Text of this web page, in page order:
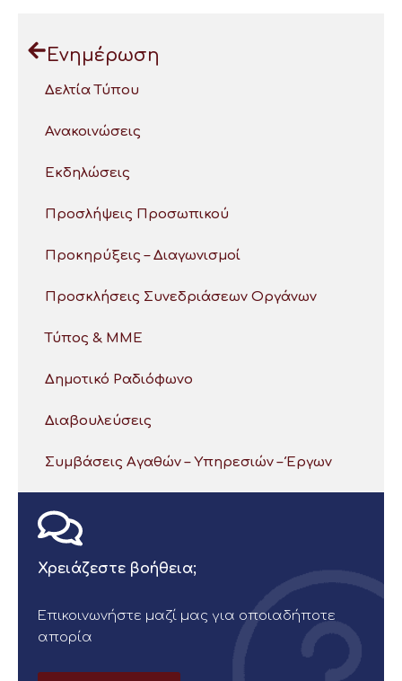
Ενημέρωση
Δελτία Τύπου
Ανακοινώσεις
Εκδηλώσεις
Προσλήψεις Προσωπικού
Προκηρύξεις – Διαγωνισμοί
Προσκλήσεις Συνεδριάσεων Οργάνων
Τύπος & ΜΜΕ
Δημοτικό Ραδιόφωνο
Διαβουλεύσεις
Συμβάσεις Αγαθών – Υπηρεσιών – Έργων
Χρειάζεστε βοήθεια;
Επικοινωνήστε μαζί μας για οποιαδήποτε
απορία